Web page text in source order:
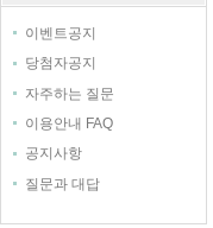
이벤트공지
당첨자공지
자주하는 질문
이용안내 FAQ
공지사항
질문과 대답